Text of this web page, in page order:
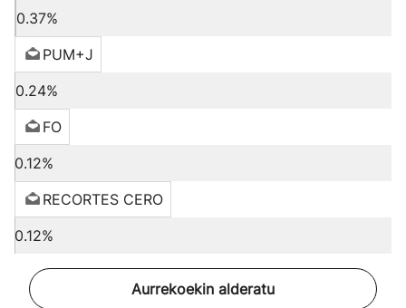
0.37%
PUM+J
0.24%
FO
0.12%
RECORTES CERO
0.12%
Aurrekoekin alderatu